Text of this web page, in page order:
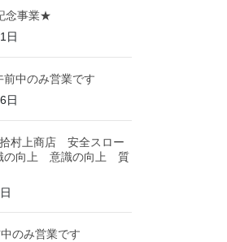
念事業★
日
中のみ営業です
日
村上商店 安全スロー
の向上 意識の向上 質
のみ営業です